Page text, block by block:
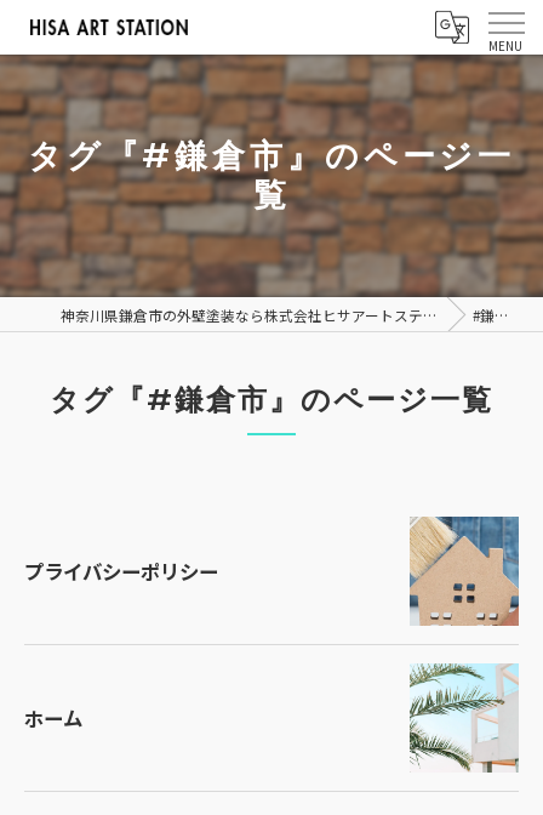
タグ『#鎌倉市』のページ一
覧
神奈川県鎌倉市の外壁塗装なら株式会社ヒサアートステーション #鎌倉市
タグ『#鎌倉市』のページ一覧
プライバシーポリシー
ホーム